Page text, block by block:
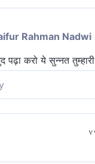
Rahman Nadwi
करो ये सुन्नत